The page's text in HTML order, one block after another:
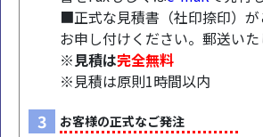
■正式な見積書（社印捺印）が
お申し付けください。郵送いた
※見積は完全無料
※見積は原則1時間以内
3 お客様の正式なご発注